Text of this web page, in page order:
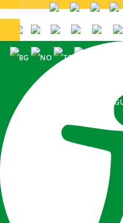
PORTUGUÊS (BRASIL)